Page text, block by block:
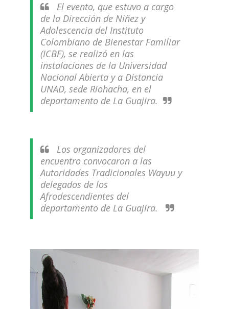
El evento, que estuvo a cargo
de la Dirección de Niñez y
Adolescencia del Instituto
Colombiano de Bienestar Familiar
(ICBF), se realizó en las
instalaciones de la Universidad
Nacional Abierta y a Distancia
UNAD, sede Riohacha, en el
departamento de La Guajira.
Los organizadores del
encuentro convocaron a las
Autoridades Tradicionales Wayuu y
delegados de los
Afrodescendientes del
departamento de La Guajira.